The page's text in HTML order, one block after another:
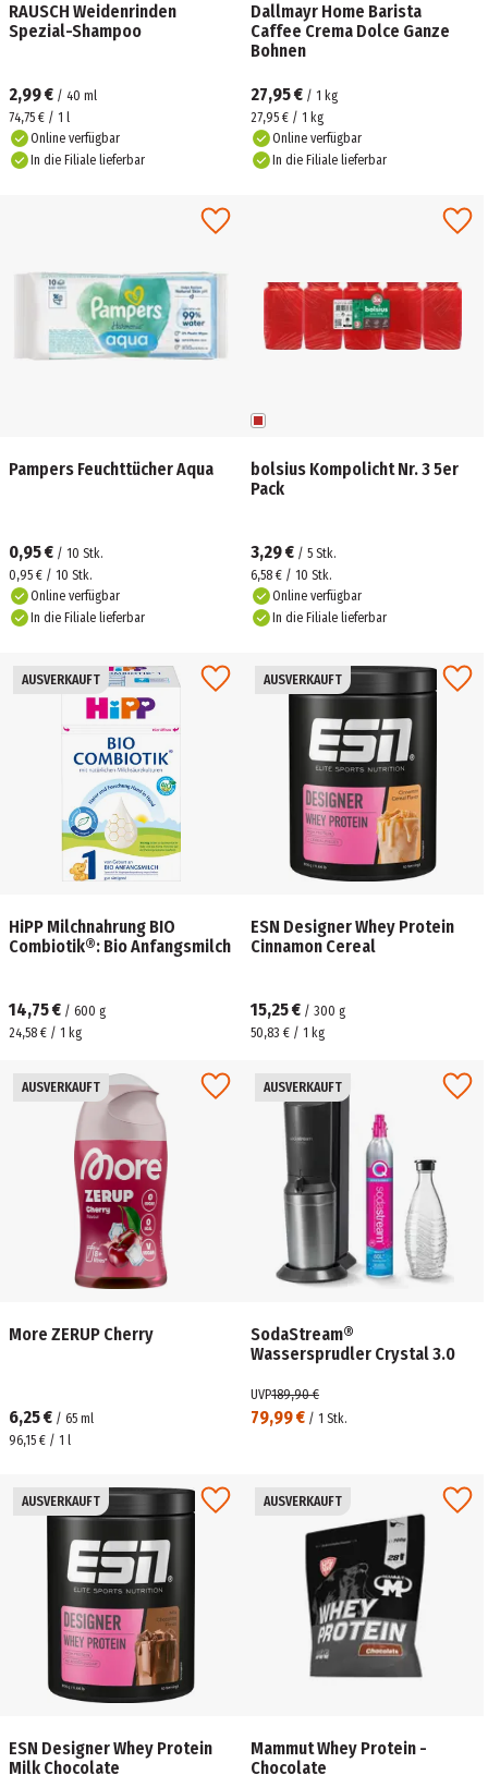
RAUSCH Weidenrinden
Spezial-Shampoo
2,99 € / 40 ml
74,75 € / 1 l
Online verfügbar
In die Filiale lieferbar
Dallmayr Home Barista
Caffee Crema Dolce Ganze
Bohnen
27,95 € / 1 kg
27,95 € / 1 kg
Online verfügbar
In die Filiale lieferbar
Pampers Feuchttücher Aqua
0,95 € / 10 Stk.
0,95 € / 10 Stk.
Online verfügbar
In die Filiale lieferbar
bolsius Kompolicht Nr. 3 5er
Pack
3,29 € / 5 Stk.
6,58 € / 10 Stk.
Online verfügbar
In die Filiale lieferbar
AUSVERKAUFT
HiPP Milchnahrung BIO
Combiotik®: Bio Anfangsmilch
14,75 € / 600 g
24,58 € / 1 kg
AUSVERKAUFT
ESN Designer Whey Protein
Cinnamon Cereal
15,25 € / 300 g
50,83 € / 1 kg
AUSVERKAUFT
More ZERUP Cherry
6,25 € / 65 ml
96,15 € / 1 l
AUSVERKAUFT
SodaStream®
Wassersprudler Crystal 3.0
79,99 € / 1 Stk.
UVP189,90 €
AUSVERKAUFT
ESN Designer Whey Protein
Milk Chocolate
AUSVERKAUFT
Mammut Whey Protein -
Chocolate